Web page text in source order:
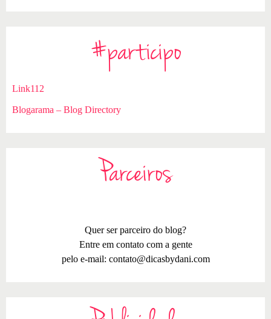
#participo
Link112
Blogarama – Blog Directory
Parceiros
Quer ser parceiro do blog?
Entre em contato com a gente
pelo e-mail: contato@dicasbydani.com